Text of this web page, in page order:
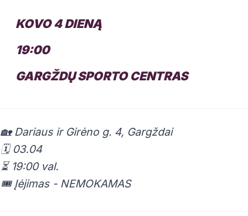
KOVO 4 DIENĄ
19:00
GARGŽDŲ SPORTO CENTRAS
🏡 Dariaus ir Girėno g. 4, Gargždai
🗓️ 03.04
⏳ 19:00 val.
🎟️ Įėjimas - NEMOKAMAS